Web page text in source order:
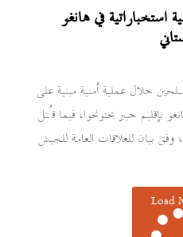
استخباراتية في هانغو
الباكستاني مقتل 7 مسلحين خلال عملية أمنية مبنية على
بإقليم خيبر بختونخوا، فيما قُتل
وفق بيان للعلاقات العامة للجيش
Load